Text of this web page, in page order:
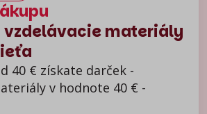
vzdelávacie materiály
40 € získate darček -
v hodnote 40 € -